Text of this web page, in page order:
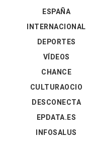
ESPAÑA
INTERNACIONAL
DEPORTES
VÍDEOS
CHANCE
CULTURAOCIO
DESCONECTA
EPDATA.ES
INFOSALUS